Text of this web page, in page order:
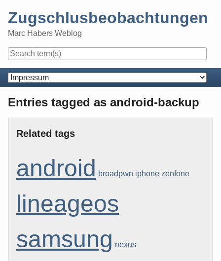
content
Zugschlusbeobachtungen
Marc Habers Weblog
Navigation
Entries tagged as android-backup
Related tags
android broadpwn iphone zenfone
lineageos
samsung nexus